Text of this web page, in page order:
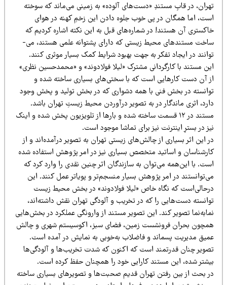
در قابِ مستندِ «دست‌های­ آلوده» به زمینی می‌­ماند که سوخته
اما همگان در پی خوب جلوه دادن این زخمِ کهنه در هوای
آن هستند! در شماره‌­های قبل به این نکته اشاره کردیم که
ساخت مستندهای محیط زیستی که دارای پشتوانه علمی هستند، می‌­
در ایجاد تفکر به جهت بهبود شرایط کمک بسیار موثری کنند.
مستند با کارگردانی مشترک «لیلا فولادوند» و «محمدحسین نظری»
آن دست کارهایی است که با سختی‌­های بسیاری ساخته شده و
در بخش فنی با همه­ دشواری که در بخش تولید و پخش وجود
اثری ماندگار در به تصویر درآوردن محیط ­زیستِ تهران باشد.
مستند در ۱۲ قسمت ساخته شده و بارها از تلویزیون پخش شده و اینک
در بسترِ اینترنت نیز برای تماشا موجود است.
این اثر بسیاری از چالش‌­های زیستی تهران به تصویر درآمده‌­اند و از
و اساتید متخصص بسیاری نیز در امر پژوهش استفاده شده
با این‌همه می‌­توان به سازندگان اثر چنین نقدی را وارد کرد که
در امر پژوهش بسیار منسجم­‌تر و پویاتر عمل کنند. این
که نگاه خاص «لیلا فولادوند» در بخش محیط زیست
دست‌­هایی را که در تخریب و آلودگی تهران نقش داشته‌­اند،
تصویر کند. این تصویر مستند از وارونگی عملکرد در بخش‌­هایی
بحران فرونشست زمین، فضای سبز، اکوسیستم شهری و چالش
مدیریت پسماند و فاضلاب به‌خوبی به نمایش در آمده است.
چنان قدرتمند است که اکنون که شدت تخریب‌­ها و آلودگی‌­ها
شده، این مستند کارایی خود را همچنان حفظ کرده است.
بحث از بین رفتن تهران قدیم صحبت­‌ها و تصویرهای بسیاری ساخته